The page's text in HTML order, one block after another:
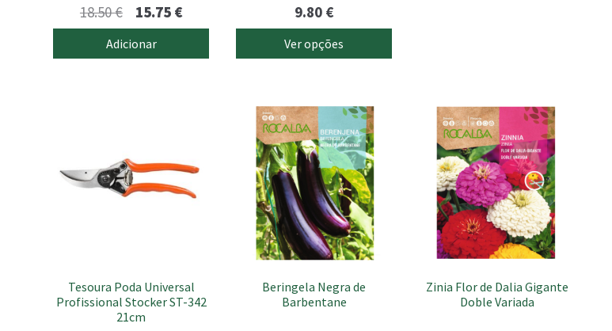
18.50€
preço
original
15.75 €O
preço
atual
Adicionar
9.80 €
Ver opções
Tesoura Poda Universal
Profissional Stocker ST-342
21cm
Beringela Negra de
Barbentane
Zinia Flor de Dalia Gigante
Doble Variada